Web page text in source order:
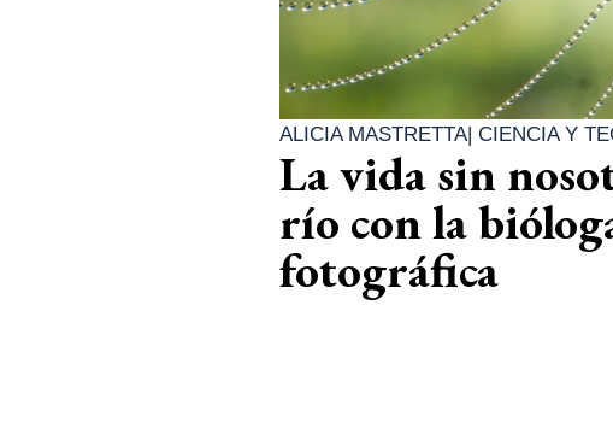
ALICIA MASTRETTA| CIENCIA Y
La vida sin
río con la
fotográfica